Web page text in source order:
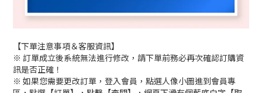
【下單注意事項＆客服資訊】
※ 訂單成立後系統無法進行修改，請下單前務必再次確認訂購資
訊是否正確！
※ 如果您需要更改訂單，登入會員，點選人像小圖進到會員專